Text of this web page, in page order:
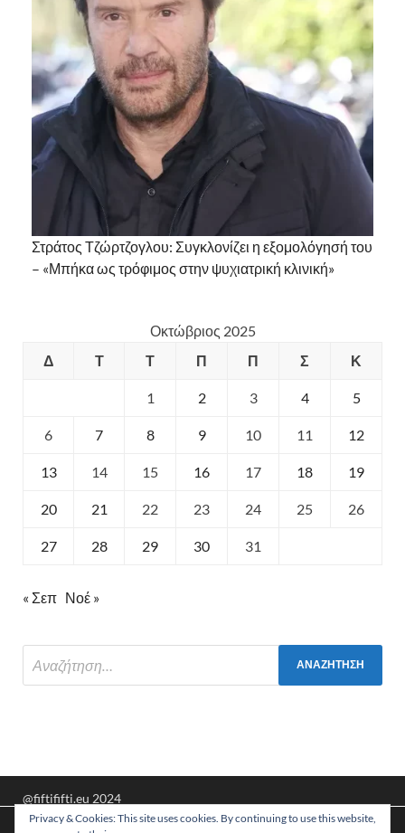
Στράτος Τζώρτζογλου: Συγκλονίζει η εξομολόγησή του
– «Μπήκα ως τρόφιμος στην ψυχιατρική κλινική»
Οκτώβριος 2025
Δ
Τ Τ Π Π Σ Κ
1 2 3 4 5
6 7 8 9 10 11 12
13 14 15 16 17 18 19
20 21 22 23 24 25 26
27 28 29 30 31
« Σεπ Νοέ »
@fiftififti.eu 2024
Υποστηρίζεται απόWordPressκαιHitMag.
Χρησιμοποιούμε cookies για να σας προσφέρουμε τη
Privacy & Cookies: This site uses cookies. By continuing to use this website,